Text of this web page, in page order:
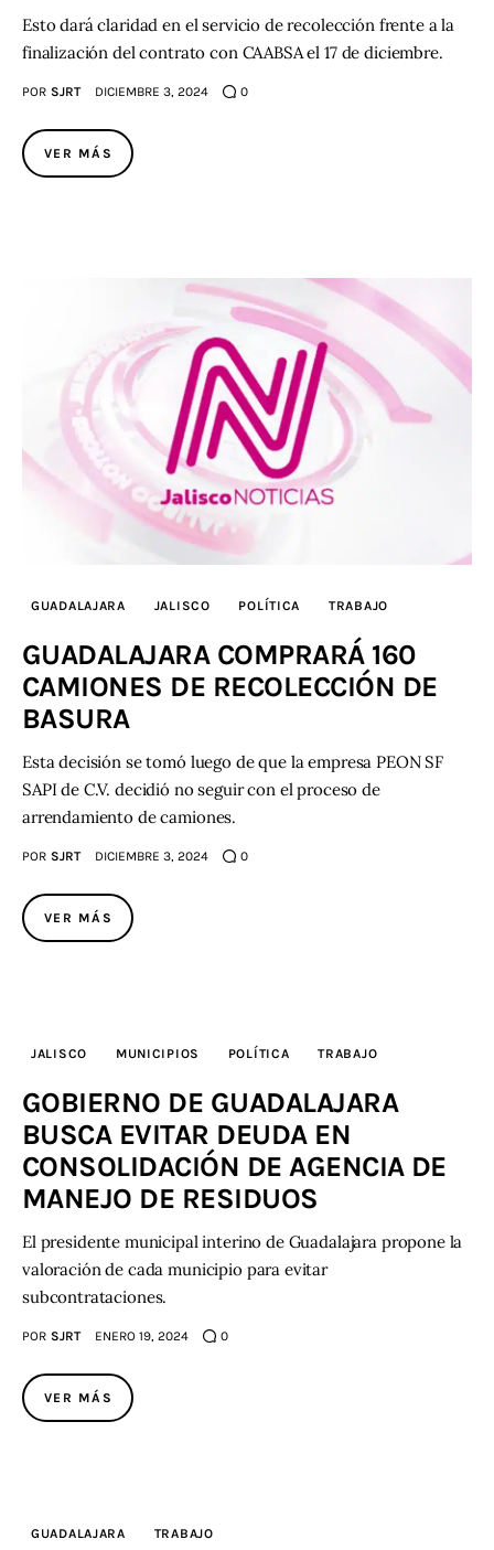
Esto dará claridad en el servicio de recolección frente a la
finalización del contrato con CAABSA el 17 de diciembre.
POR SJRT DICIEMBRE 3, 2024 0
VER MÁS
GUADALAJARA JALISCO POLÍTICA TRABAJO
GUADALAJARA COMPRARÁ 160
CAMIONES DE RECOLECCIÓN DE
BASURA
Esta decisión se tomó luego de que la empresa PEON SF
SAPI de C.V. decidió no seguir con el proceso de
arrendamiento de camiones.
POR SJRT DICIEMBRE 3, 2024 0
VER MÁS
JALISCO MUNICIPIOS POLÍTICA TRABAJO
GOBIERNO DE GUADALAJARA
BUSCA EVITAR DEUDA EN
CONSOLIDACIÓN DE AGENCIA DE
MANEJO DE RESIDUOS
El presidente municipal interino de Guadalajara propone la
valoración de cada municipio para evitar
subcontrataciones.
POR SJRT ENERO 19, 2024 0
VER MÁS
GUADALAJARA TRABAJO